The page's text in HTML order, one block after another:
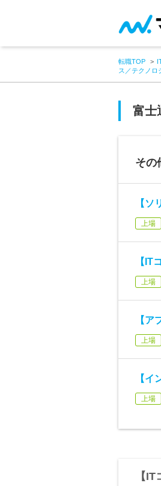
転職TOP
ス／テクノロ
富士
その
【
上場
【IT
上場
【ア
上場
【
上場
【